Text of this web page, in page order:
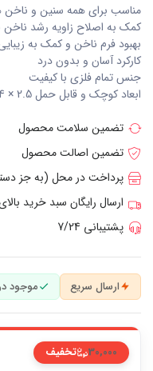
مناسب برای همه سنین و
کمک به اصلاح زاویه رشد
بهبود فرم ناخن و کمک به
کارکرد آسان و بدون درد
جنس تمام فلزی با کیفیت
ابعاد کوچک و قابل حمل 2.5 × 4 سانتی متری
تضمین سلامت محصول
تضمین اصالت محصول
پرداخت در محل (به جز
ارسال رایگان سبد خرید بالای 5 میلیون
پشتیبانی 7/24
ارسال سریع موجود در
30,000 تخفیف